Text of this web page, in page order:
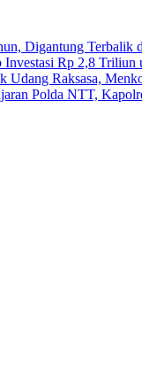
Digantung Terbalik
Investasi Rp 2,8
Raksasa,
Polda NTT,